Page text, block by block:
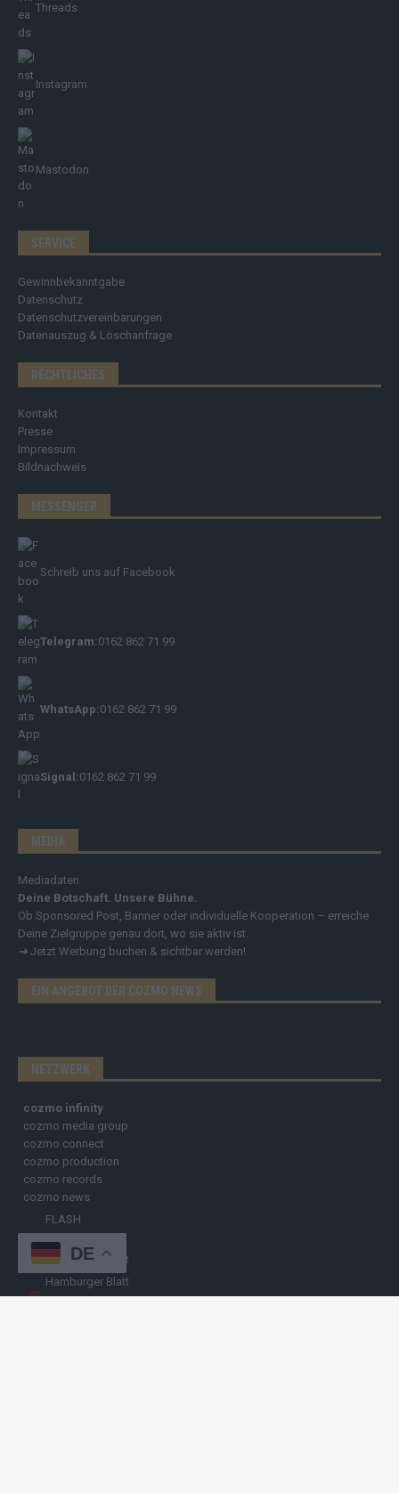
Threads
Instagram
Mastodon
SERVICE
Gewinnbekanntgabe
Datenschutz
Datenschutzvereinbarungen
Datenauszug & Löschanfrage
RECHTLICHES
Kontakt
Presse
Impressum
Bildnachweis
MESSENGER
Schreib uns auf Facebook
Telegram:0162 862 71 99
WhatsApp:0162 862 71 99
Signal:0162 862 71 99
MEDIA
Mediadaten
Deine Botschaft. Unsere Bühne.
Ob Sponsored Post, Banner oder individuelle Kooperation – erreiche
Deine Zielgruppe genau dort, wo sie aktiv ist.
➔ Jetzt Werbung buchen & sichtbar werden!
EIN ANGEBOT DER COZMO NEWS
NETZWERK
cozmo infinity
cozmo media group
cozmo connect
cozmo production
cozmo records
cozmo news
FLASH
FLASH UP
Nürnberger Blatt
Hamburger Blatt
DE